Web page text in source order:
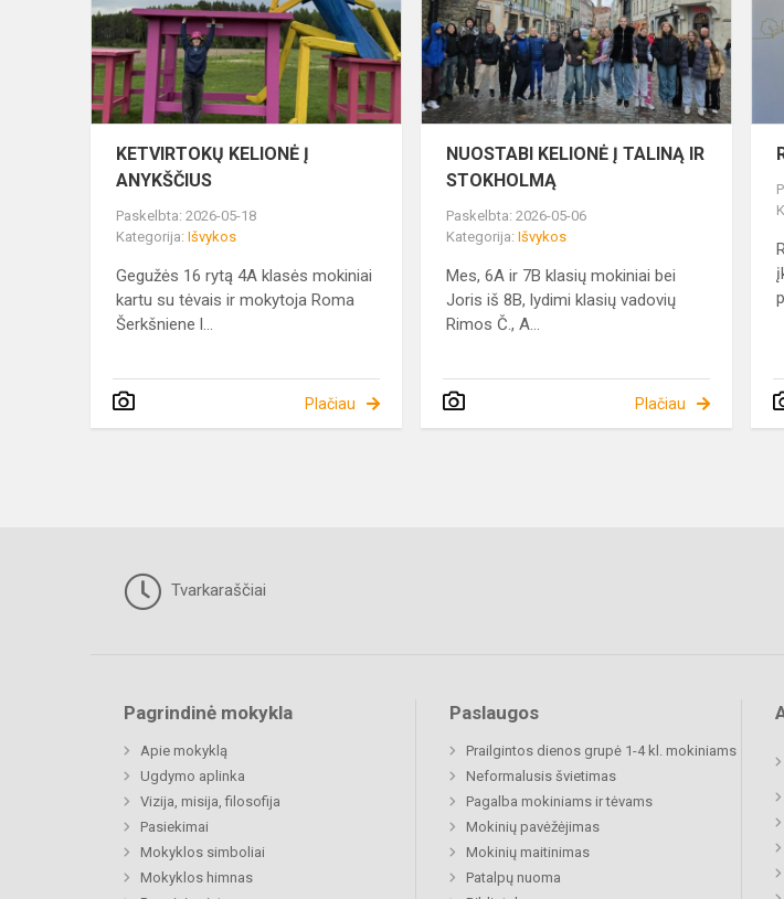
ANYKŠČIUS
KETVIRTOKŲ KELIONĖ Į
ANYKŠČIUS
Paskelbta: 2026-05-18
Kategorija: Išvykos
Gegužės 16 rytą 4A klasės mokiniai
kartu su tėvais ir mokytoja Roma
Šerkšniene l...
Plačiau
IR
NUOSTABI KELIONĖ Į TALINĄ IR
STOKHOLMĄ
Paskelbta: 2026-05-06
Kategorija:Išvykos
Mes, 6A ir 7B klasių mokiniai bei
Joris iš 8B, lydimi klasių vadovių
Rimos Č., A...
Plačiau
Tvarkaraščiai
Pagrindinė mokykla
Apie mokyklą
Ugdymo aplinka
Vizija, misija, filosofija
Pasiekimai
Mokyklos simboliai
Mokyklos himnas
Paslaugos
Prailgintos dienos grupė 1-4 kl. mokiniams
Neformalusis švietimas
Pagalba mokiniams ir tėvams
Mokinių pavėžėjimas
Mokinių maitinimas
Patalpų nuoma